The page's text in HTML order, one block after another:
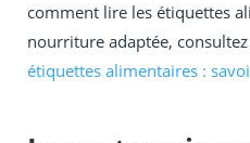
comment lire les étiquettes
nourriture adaptée,
étiquettes alimentaires :